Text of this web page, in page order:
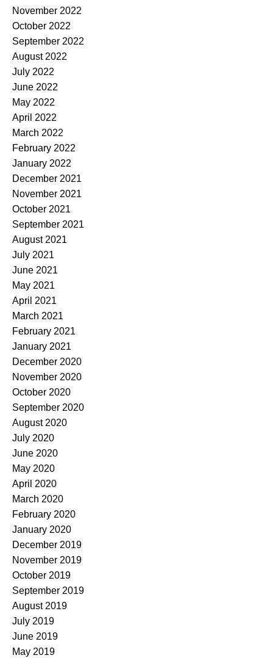
November 2022
October 2022
September 2022
August 2022
July 2022
June 2022
May 2022
April 2022
March 2022
February 2022
January 2022
December 2021
November 2021
October 2021
September 2021
August 2021
July 2021
June 2021
May 2021
April 2021
March 2021
February 2021
January 2021
December 2020
November 2020
October 2020
September 2020
August 2020
July 2020
June 2020
May 2020
April 2020
March 2020
February 2020
January 2020
December 2019
November 2019
October 2019
September 2019
August 2019
July 2019
June 2019
May 2019